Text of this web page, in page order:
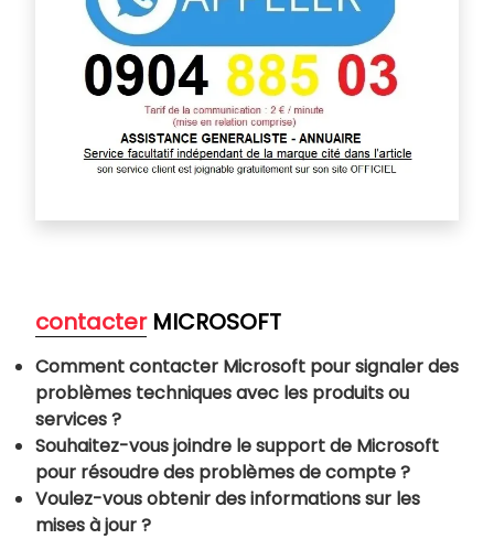
contacterMICROSOFT
Comment contacter Microsoft pour signaler des
problèmes techniques avec les produits ou
services ?
Souhaitez-vous joindre le support de Microsoft
pour résoudre des problèmes de compte ?
Voulez-vous obtenir des informations sur les
mises à jour ?